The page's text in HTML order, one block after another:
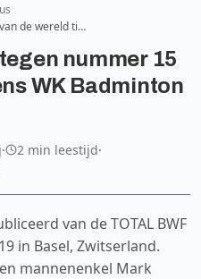
de wereld ti…
nummer 15
WK Badminton
· 2 min leestijd·
van de TOTAL BWF
in Basel, Zwitserland.
mannenenkel Mark